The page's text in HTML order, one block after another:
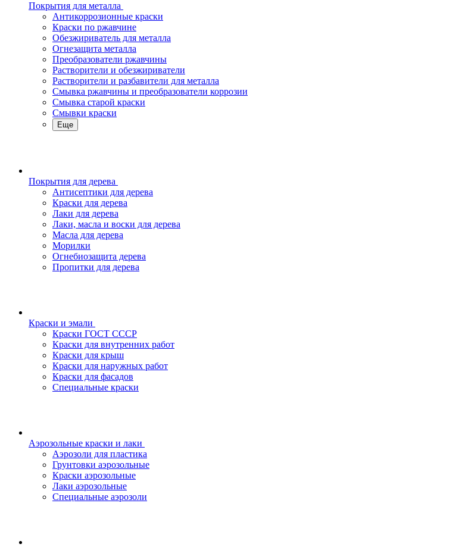
Покрытия для металла
Антикоррозионные краски
Краски по ржавчине
Обезжириватель для металла
Огнезащита металла
Преобразователи ржавчины
Растворители и обезжириватели
Растворители и разбавители для металла
Смывка ржавчины и преобразователи коррозии
Смывка старой краски
Смывки краски
Еще
Покрытия для дерева
Антисептики для дерева
Краски для дерева
Лаки для дерева
Лаки, масла и воски для дерева
Масла для дерева
Морилки
Огнебиозащита дерева
Пропитки для дерева
Краски и эмали
Краски ГОСТ СССР
Краски для внутренних работ
Краски для крыш
Краски для наружных работ
Краски для фасадов
Специальные краски
Аэрозольные краски и лаки
Аэрозоли для пластика
Грунтовки аэрозольные
Краски аэрозольные
Лаки аэрозольные
Специальные аэрозоли